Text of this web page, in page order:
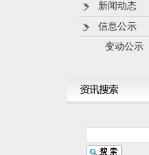
新闻动态
信息公示
变动公示